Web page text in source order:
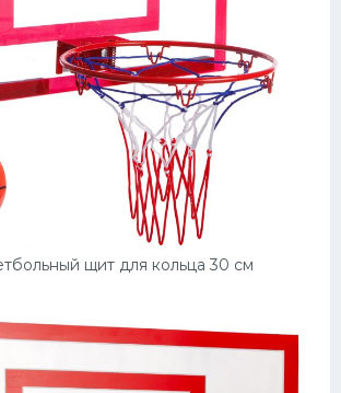
щит для кольца 30 см